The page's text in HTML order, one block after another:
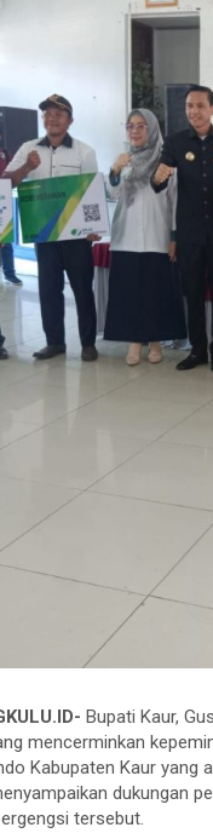
Bupati Kaur,
mencerminkan
Kabupaten Kaur yang
dukungan
tersebut.